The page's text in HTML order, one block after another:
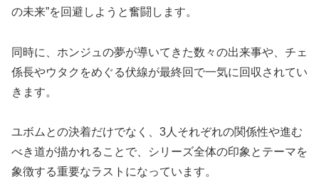
の未来”を回避しようと奮闘します。
同時に、ホンジュの夢が導いてきた数々の出来事や、チェ
係長やウタクをめぐる伏線が最終回で一気に回収されてい
きます。
ユボムとの決着だけでなく、3人それぞれの関係性や進む
べき道が描かれることで、シリーズ全体の印象とテーマを
象徴する重要なラストになっています。